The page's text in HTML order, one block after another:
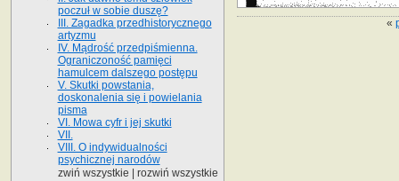
«
poczuł w sobie duszę?
III. Zagadka przedhistorycznego
artyzmu
IV. Mądrość przedpiśmienna.
Ograniczoność pamięci
hamulcem dalszego postępu
V. Skutki powstania,
doskonalenia się i powielania
pisma
VI. Mowa cyfr i jej skutki
VII.
VIII. O indywidualności
psychicznej narodów
zwiń wszystkie
rozwiń wszystkie